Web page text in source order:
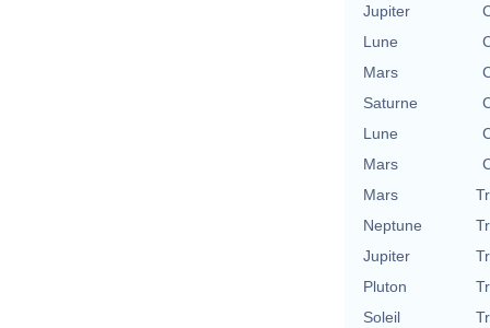
Jupiter
Lune
Mars
Saturne
Lune
Mars
Mars
Neptune
Jupiter
Pluton
Soleil